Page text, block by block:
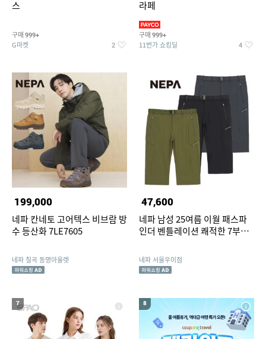
스
구매 999+
G마켓 2
라페
구매 999+
11번가 쇼킹딜 4
199,000
네파 칸네토 고어텍스 비브람 방
수 등산화 7LE7605
네파 칠곡 동명아울렛
47,600
네파 남성 25여름 이월 패스파
인더 벤틀레이션 쾌적한 7부팬
네파 서울우이점
7 8